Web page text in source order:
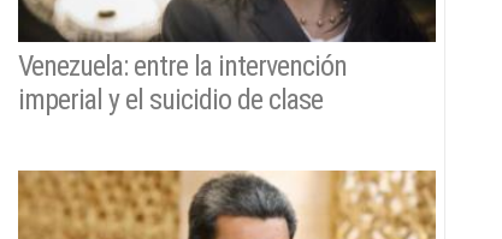
Venezuela: entre la intervención
imperial y el suicidio de clase